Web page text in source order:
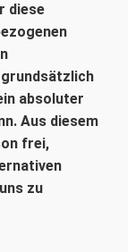
diese
absoluter
Aus diesem
frei,
zu